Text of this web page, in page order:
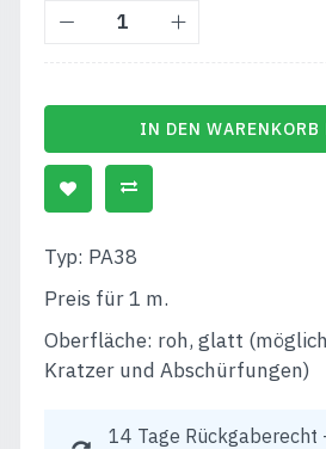
IN DEN WARENKORB
Typ: PA38
Preis für 1 m.
Oberfläche: roh, glatt
Kratzer und Abschürfungen)
14 Tage Rückgaberecht